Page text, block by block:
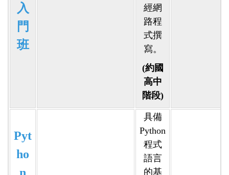
入
門
班
經網
路程
式撰
寫。
(約國
高中
階段)
Pyt
ho
具備
Python
程式
語言
的基